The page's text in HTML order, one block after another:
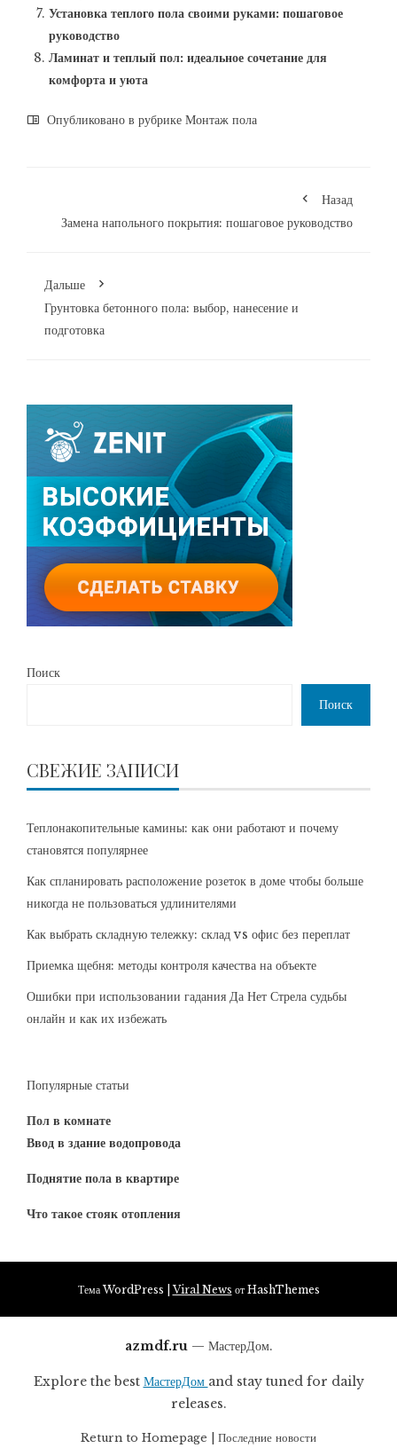
Установка теплого пола своими руками: пошаговое
руководство
Ламинат и теплый пол: идеальное сочетание для
комфорта и уюта
Опубликовано в рубрике Монтаж пола
Назад
Замена напольного покрытия: пошаговое руководство
Дальше
Грунтовка бетонного пола: выбор, нанесение и
подготовка
Поиск
Поиск
СВЕЖИЕ ЗАПИСИ
Теплонакопительные камины: как они работают и почему
становятся популярнее
Как спланировать расположение розеток в доме чтобы больше
никогда не пользоваться удлинителями
Как выбрать складную тележку: склад vs офис без переплат
Приемка щебня: методы контроля качества на объекте
Ошибки при использовании гадания Да Нет Стрела судьбы
онлайн и как их избежать
Популярные статьи
Пол в комнате
Ввод в здание водопровода
Поднятие пола в квартире
Что такое стояк отопления
Тема WordPress |Viral News от HashThemes
azmdf.ru — МастерДом.
Explore the best МастерДом and stay tuned for daily
releases.
Return to Homepage Последние новости